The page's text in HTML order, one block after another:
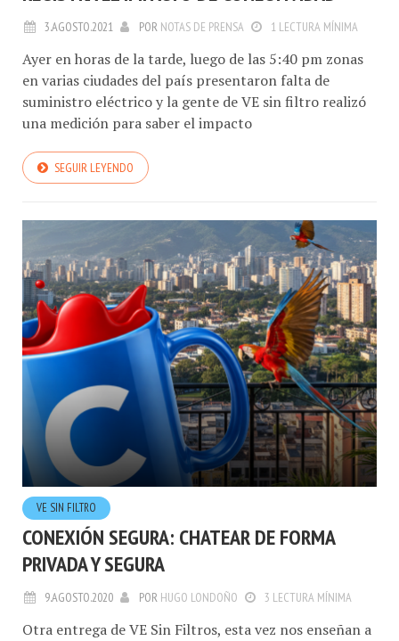
3.AGOSTO.2021 POR NOTAS DE PRENSA 1 LECTURA MÍNIMA
Ayer en horas de la tarde, luego de las 5:40 pm zonas
en varias ciudades del país presentaron falta de
suministro eléctrico y la gente de VE sin filtro realizó
una medición para saber el impacto
SEGUIR LEYENDO
VE SIN FILTRO
CONEXIÓN SEGURA: CHATEAR DE FORMA
PRIVADA Y SEGURA
9.AGOSTO.2020 POR HUGO LONDOÑO 3 LECTURA MÍNIMA
Otra entrega de VE Sin Filtros, esta vez nos enseñan a